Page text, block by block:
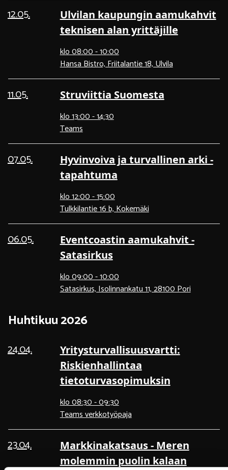
12.05.
Ulvilan kaupungin aamukahvit
teknisen alan yrittäjille
klo 08:00 - 10:00
Hansa Bistro, Friitalantie 18, Ulvila
11.05.
Struviittia Suomesta
klo 13:00 - 14:30
Teams
07.05.
Hyvinvoiva ja turvallinen arki -
tapahtuma
klo 12:00 - 15:00
Tulkkilantie 16 b, Kokemäki
06.05.
Eventcoastin aamukahvit -
Satasirkus
klo 09:00 - 10:00
Satasirkus, Isolinnankatu 11, 28100 Pori
Huhtikuu 2026
24.04.
Yritysturvallisuusvartti:
Riskienhallintaa
tietoturvasopimuksin
klo 08:30 - 09:30
Teams verkkotyöpaja
23.04.
Markkinakatsaus - Meren
molemmin puolin kalaan